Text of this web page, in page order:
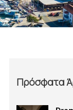
Πρόσφατα